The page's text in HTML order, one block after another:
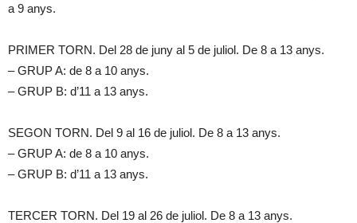
a 9 anys.
PRIMER TORN. Del 28 de juny al 5 de juliol. De 8 a 13 anys.
– GRUP A: de 8 a 10 anys.
– GRUP B: d’11 a 13 anys.
SEGON TORN. Del 9 al 16 de juliol. De 8 a 13 anys.
– GRUP A: de 8 a 10 anys.
– GRUP B: d’11 a 13 anys.
TERCER TORN. Del 19 al 26 de juliol. De 8 a 13 anys.